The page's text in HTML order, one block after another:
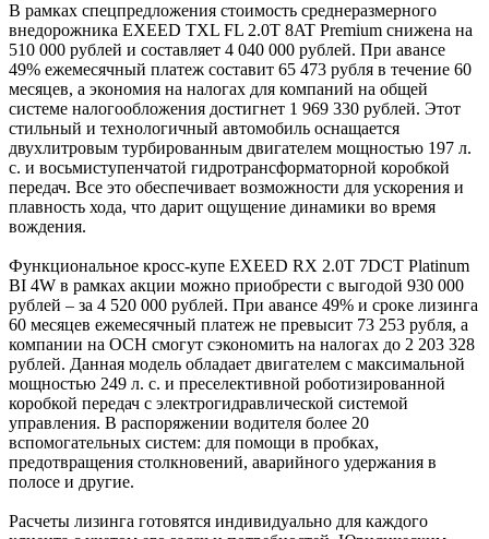
В рамках спецпредложения стоимость среднеразмерного
внедорожника EXEED TXL FL 2.0T 8AT Premium снижена на
510 000 рублей и составляет 4 040 000 рублей. При авансе
49% ежемесячный платеж составит 65 473 рубля в течение 60
месяцев, а экономия на налогах для компаний на общей
системе налогообложения достигнет 1 969 330 рублей. Этот
стильный и технологичный автомобиль оснащается
двухлитровым турбированным двигателем мощностью 197 л.
с. и восьмиступенчатой гидротрансформаторной коробкой
передач. Все это обеспечивает возможности для ускорения и
плавность хода, что дарит ощущение динамики во время
вождения.
Функциональное кросс-купе EXEED RX 2.0T 7DCT Platinum
BI 4W в рамках акции можно приобрести с выгодой 930 000
рублей – за 4 520 000 рублей. При авансе 49% и сроке лизинга
60 месяцев ежемесячный платеж не превысит 73 253 рубля, а
компании на ОСН смогут сэкономить на налогах до 2 203 328
рублей. Данная модель обладает двигателем с максимальной
мощностью 249 л. с. и преселективной роботизированной
коробкой передач с электрогидравлической системой
управления. В распоряжении водителя более 20
вспомогательных систем: для помощи в пробках,
предотвращения столкновений, аварийного удержания в
полосе и другие.
Расчеты лизинга готовятся индивидуально для каждого